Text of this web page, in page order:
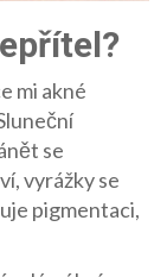
mi akné
se
vyrážky se
pigmentaci,